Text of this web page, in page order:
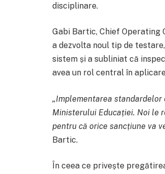
disciplinare.
Gabi Bartic, Chief
a dezvolta noul tip de
sistem și a subliniat că
avea un rol central în
„Implementarea
Ministerului Educației. Noi le
pentru că orice sancțiune va
Bartic.
În ceea ce privește